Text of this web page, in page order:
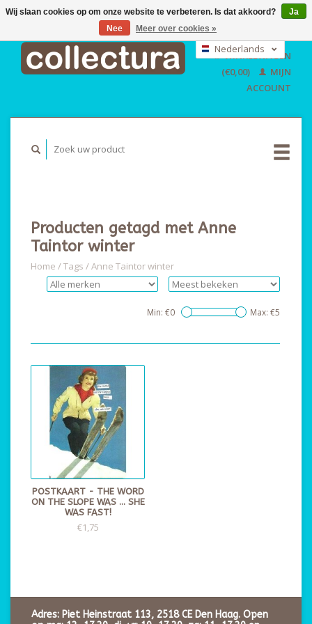
EUR
GBP
USD
Nederlands
English
WINKELWAGEN
(€0,00)
MIJN
ACCOUNT
Producten getagd met Anne
Taintor winter
Home /Tags /Anne Taintor winter
Min: €0 Max: €5
POSTKAART - THE WORD
ON THE SLOPE WAS ... SHE
WAS FAST!
€1,75
Adres: Piet Heinstraat 113, 2518 CE Den Haag. Open
Wij slaan cookies op om onze website te verbeteren. Is dat akkoord?
Ja
Nee
Meer over cookies »